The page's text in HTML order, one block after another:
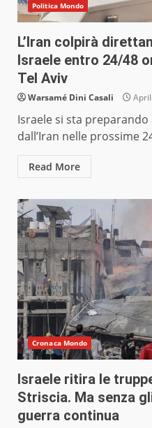
Politica Mondo
L’Iran colpirà
Israele entro 24/48
Tel Aviv
Warsamé Dini Casali
Israele si sta
dall’Iran nelle prossime
Read More
Cronaca Mondo
Israele ritira le
Striscia. Ma senza
guerra continua